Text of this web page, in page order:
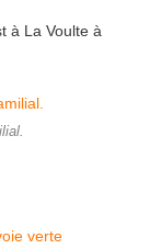
à La Voulte à